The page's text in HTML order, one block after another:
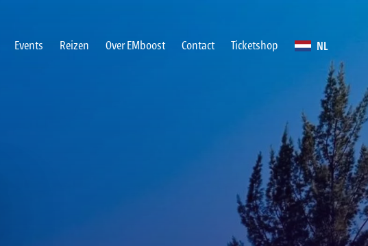
Events Reizen Over EMboost Contact Ticketshop NL